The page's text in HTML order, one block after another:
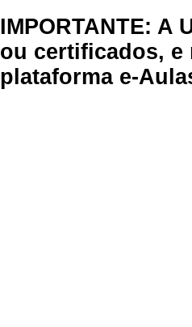
IMPORTANTE: A
ou certificados,
plataforma e-